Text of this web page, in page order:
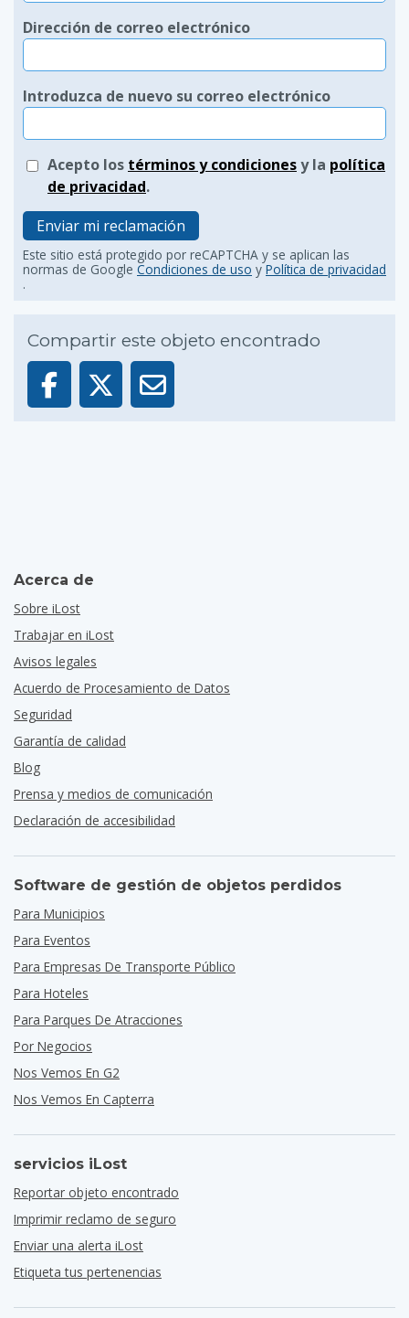
Dirección de correo electrónico
Introduzca de nuevo su correo electrónico
Acepto los términos y condicionesy la política
de privacidad.
Enviar mi reclamación
Este sitio está protegido por reCAPTCHA y se aplican las
normas de Google Condiciones de uso yPolítica de privacidad
.
Compartir este objeto encontrado
Acerca de
Sobre iLost
Trabajar en iLost
Avisos legales
Acuerdo de Procesamiento de Datos
Seguridad
Garantía de calidad
Blog
Prensa y medios de comunicación
Declaración de accesibilidad
Software de gestión de objetos perdidos
Para Municipios
Para Eventos
Para Empresas De Transporte Público
Para Hoteles
Para Parques De Atracciones
Por Negocios
Nos Vemos En G2
Nos Vemos En Capterra
servicios iLost
Reportar objeto encontrado
Imprimir reclamo de seguro
Enviar una alerta iLost
Etiqueta tus pertenencias